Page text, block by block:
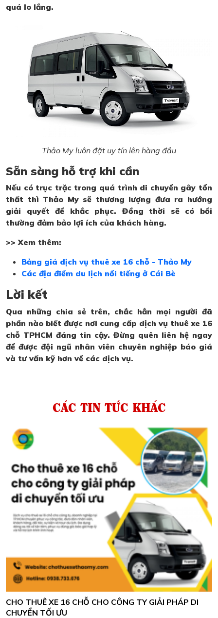
quá lo lắng.
Thảo My luôn đặt uy tín lên hàng đầu
Sẵn sàng hỗ trợ khi cần
Nếu có trục trặc trong quá trình di chuyển gây tổn
thất thì Thảo My sẽ thương lượng đưa ra hướng
giải quyết để khắc phục. Đồng thời sẽ có bồi
thường đảm bảo lợi ích của khách hàng.
>> Xem thêm:
Bảng giá dịch vụ thuê xe 16 chỗ - Thảo My
Các địa điểm du lịch nổi tiếng ở Cái Bè
Lời kết
Qua những chia sẻ trên, chắc hẳn mọi người đã
phần nào biết được nơi cung cấp dịch vụ thuê xe 16
chỗ TPHCM đáng tin cậy. Đừng quên liên hệ ngay
để được đội ngũ nhân viên chuyên nghiệp báo giá
và tư vấn kỹ hơn về các dịch vụ.
CÁC TIN TỨC KHÁC
CHO THUÊ XE 16 CHỖ CHO CÔNG TY GIẢI PHÁP DI
CHUYỂN TỐI ƯU